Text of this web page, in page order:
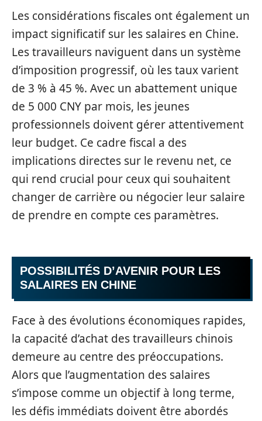
Les considérations fiscales ont également un
impact significatif sur les salaires en Chine.
Les travailleurs naviguent dans un système
d’imposition progressif, où les taux varient
de 3 % à 45 %. Avec un abattement unique
de 5 000 CNY par mois, les jeunes
professionnels doivent gérer attentivement
leur budget. Ce cadre fiscal a des
implications directes sur le revenu net, ce
qui rend crucial pour ceux qui souhaitent
changer de carrière ou négocier leur salaire
de prendre en compte ces paramètres.
POSSIBILITÉS D’AVENIR POUR LES
SALAIRES EN CHINE
Face à des évolutions économiques rapides,
la capacité d’achat des travailleurs chinois
demeure au centre des préoccupations.
Alors que l’augmentation des salaires
s’impose comme un objectif à long terme,
les défis immédiats doivent être abordés